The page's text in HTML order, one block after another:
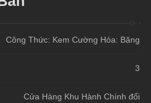
Công Thức: Kem Cường Hóa: Băng
3
Cửa Hàng Khu Hành Chính đổi